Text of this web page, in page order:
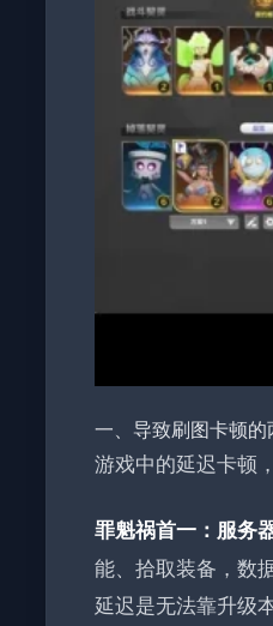
一、导致刷图卡顿的
游戏中的延迟卡顿
罪魁祸首一：服务
能、拾取装备，数
延迟是无法靠升级